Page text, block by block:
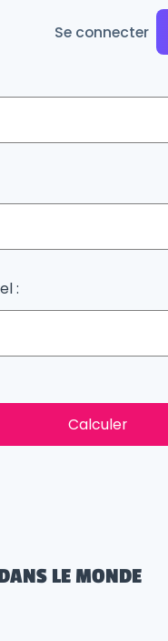
Se connecter
:
Calculer
LE MONDE